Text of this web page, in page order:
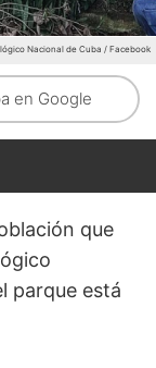
Nacional de Cuba / Facebook
en Google
que
parque está